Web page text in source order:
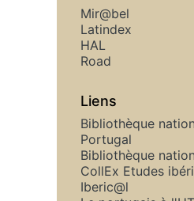
Mir@bel
Latindex
HAL
Road
Liens
Bibliothèque
Portugal
Bibliothèque
CollEx Etudes
Iberic@l